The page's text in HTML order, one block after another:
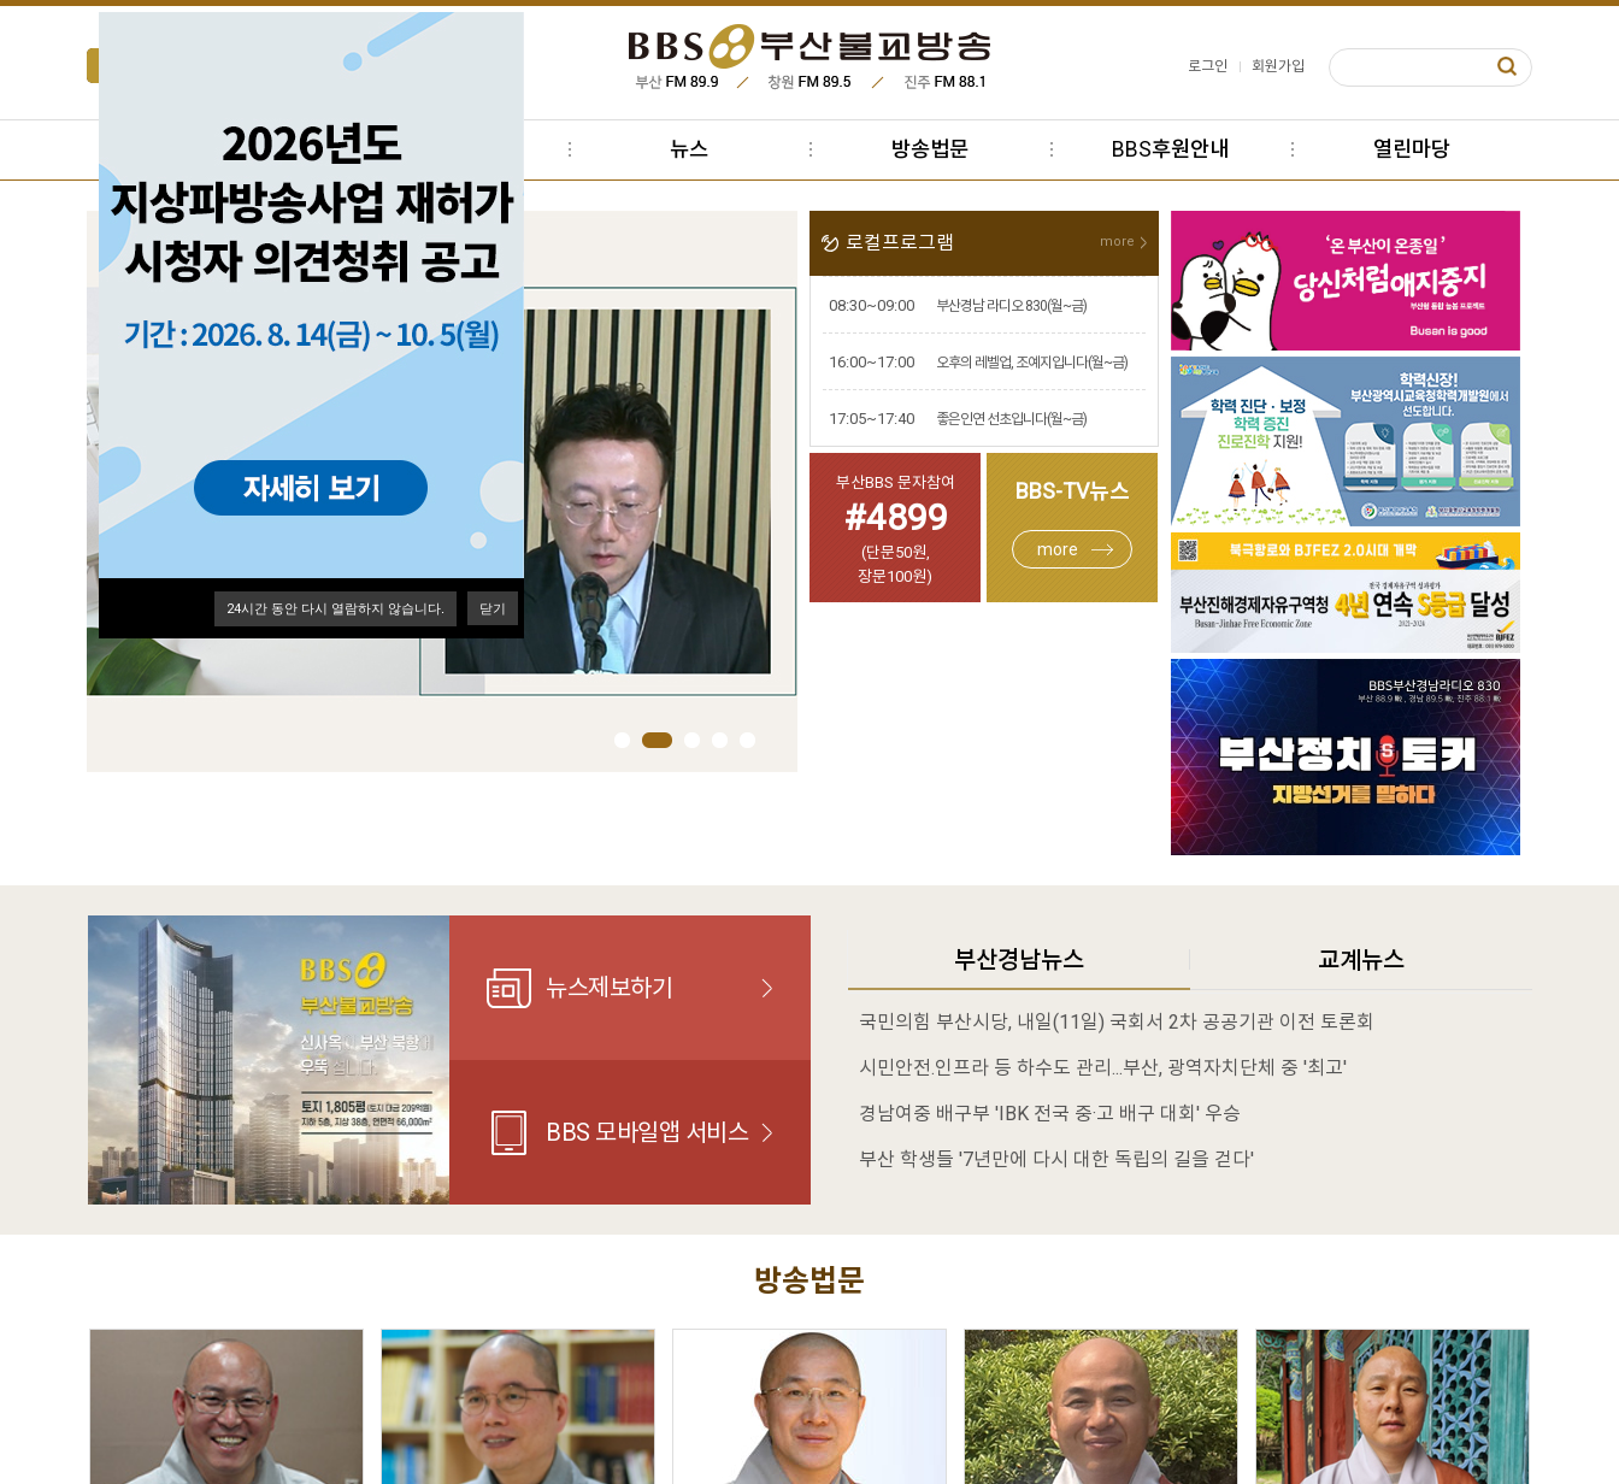
24시간 동안 다시 열람하지 않습니다. 닫기
유튜브 로그인 회원가입
뉴스 방송법문 BBS후원안내 열린마당
1
로컬프로그램 more
08:30~09:00 부산경남 라디오 830(월~금)
16:00~17:00 오후의 레벨업, 조예지입니다(월~금)
17:05~17:40 좋은인연 선초입니다(월~금)
부산BBS 문자참여
#4899
(단문50원,
장문100원)
BBS-TV뉴스
more
뉴스제보하기
BBS 모바일앱 서비스
부산경남뉴스 교계뉴스
국민의힘 부산시당, 내일(11일) 국회서 2차 공공기관 이전 토론회
시민안전.인프라 등 하수도 관리...부산, 광역자치단체 중 '최고'
경남여중 배구부 'IBK 전국 중·고 배구 대회' 우승
부산 학생들 '7년만에 다시 대한 독립의 길을 걷다'
방송법문